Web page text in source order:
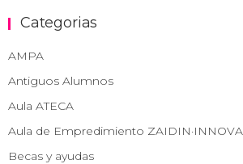
Categorias
AMPA
Antiguos Alumnos
Aula ATECA
Aula de Empredimiento ZAIDIN·INNOVA
Becas y ayudas